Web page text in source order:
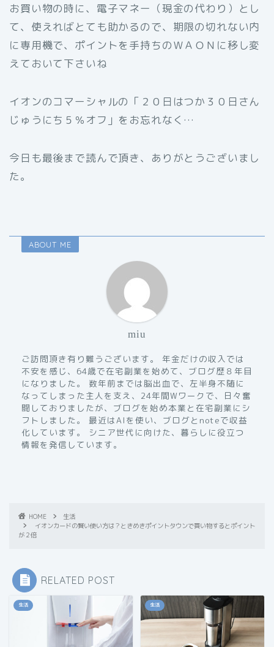
お買い物の時に、電子マネー（現金の代わり）とし
て、使えればとても助かるので、期限の切れない内
に専用機で、ポイントを手持ちのＷＡＯＮに移し変
えておいて下さいね
イオンのコマーシャルの「２０日はつか３０日さん
じゅうにち５％オフ」をお忘れなく…
今日も最後まで読んで頂き、ありがとうございまし
た。
ABOUT ME
miu
ご訪問頂き有り難うございます。 年金だけの収入では
不安を感じ、64歳で在宅副業を始めて、ブログ歴８年目
になりました。 数年前までは脳出血で、左半身不随に
なってしまった主人を支え、24年間Wワークで、日々奮
闘しておりましたが、ブログを始め本業と在宅副業にシ
フトしました。 最近はAIを使い、ブログとnoteで収益
化しています。 シニア世代に向けた、暮らしに役立つ
情報を発信しています。
HOME
生活
イオンカードの賢い使い方は？ときめきポイントタウンで買い物するとポイント
が２倍
RELATED POST
生活 生活